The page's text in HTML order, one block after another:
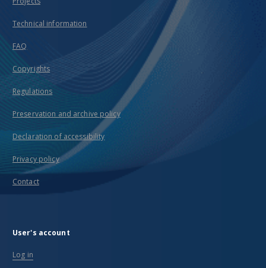
Technical information
FAQ
Copyrights
Regulations
Preservation and archive policy
Declaration of accessibility
Privacy policy
Contact
User's account
Log in